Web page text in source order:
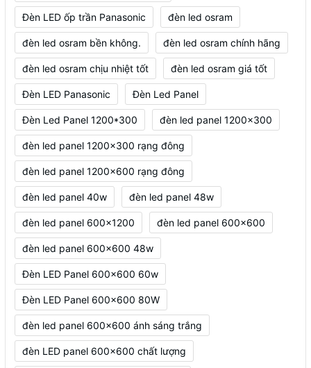
Đèn LED ốp trần Panasonic đèn led osram
đèn led osram bền không. đèn led osram chính hãng
đèn led osram chịu nhiệt tốt đèn led osram giá tốt
Đèn LED Panasonic Đèn Led Panel
Đèn Led Panel 1200*300 đèn led panel 1200x300
đèn led panel 1200x300 rạng đông
đèn led panel 1200x600 rạng đông
đèn led panel 40w đèn led panel 48w
đèn led panel 600x1200 đèn led panel 600x600
đèn led panel 600x600 48w
Đèn LED Panel 600x600 60w
Đèn LED Panel 600x600 80W
đèn led panel 600x600 ánh sáng trắng
đèn LED panel 600x600 chất lượng